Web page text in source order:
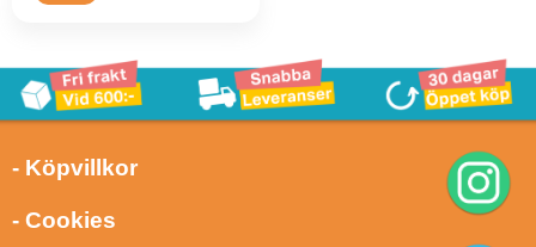
- Köpvillkor
- Cookies